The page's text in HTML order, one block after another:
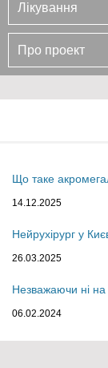
Лікування
Про проект
Що таке
14.12.2025
Нейрухірург у
26.03.2025
Незважаючи ні
06.02.2024